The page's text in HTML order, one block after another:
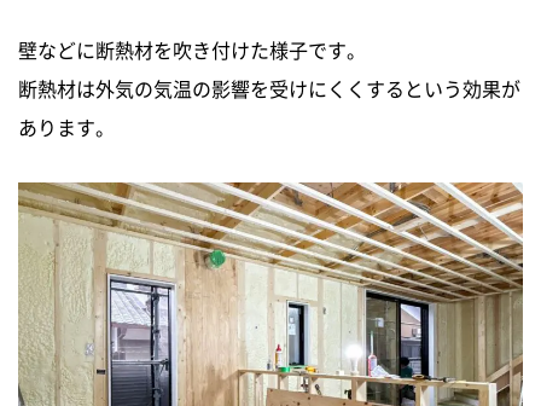
壁などに断熱材を吹き付けた様子です。
断熱材は外気の気温の影響を受けにくくするという効果が
あります。